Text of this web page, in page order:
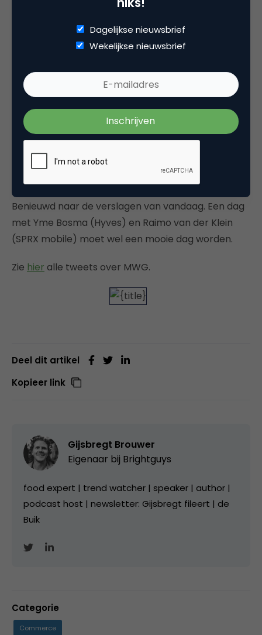
wetenschappelijk ging duiden met Karl Poppers
falsificatietheorie ging het de zaal alleen iets te ver.
De dagvoorzitter, de pas 18-jarige Sywert van
Lienden, was een verademing. Dat was een
geslaagd experiment. De virtuele versie van Heath
Ledgers Joker vond ik qua inhoud scherp, maar qua
vorm minder. Ook miste ik de actualiteit van sterk
dalende mediabudgetten en experimenteren in
Benieuwd naar de verslagen van vandaag. Een dag
met Yme Bosma (Hyves) en Raimo van der Klein
(SPRX mobile) moet wel een mooie dag worden.
Zie hier alle tweets over MWG.
Deel dit artikel
Kopieer link
Gijsbregt Brouwer
Eigenaar bij Brightguys
food expert | trend watcher | speaker | author |
podcast host | newsletter: Gijsbregt fileert | de
Buik
Categorie
Commerce
Dagelijkse nieuwsbrief
Wekelijkse nieuwsbrief